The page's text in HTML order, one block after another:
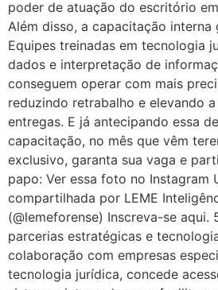
poder de atuação do escritório
Além disso, a capacitação interna
Equipes treinadas em tecnologia
dados e interpretação de
conseguem operar com mais
reduzindo retrabalho e elevando
entregas. E já antecipando essa
capacitação, no mês que vêm
exclusivo, garanta sua vaga e
papo: Ver essa foto no Instagram
compartilhada por LEME
(@lemeforense) Inscreva-se aqui.
parcerias estratégicas e
colaboração com empresas
tecnologia jurídica, concede